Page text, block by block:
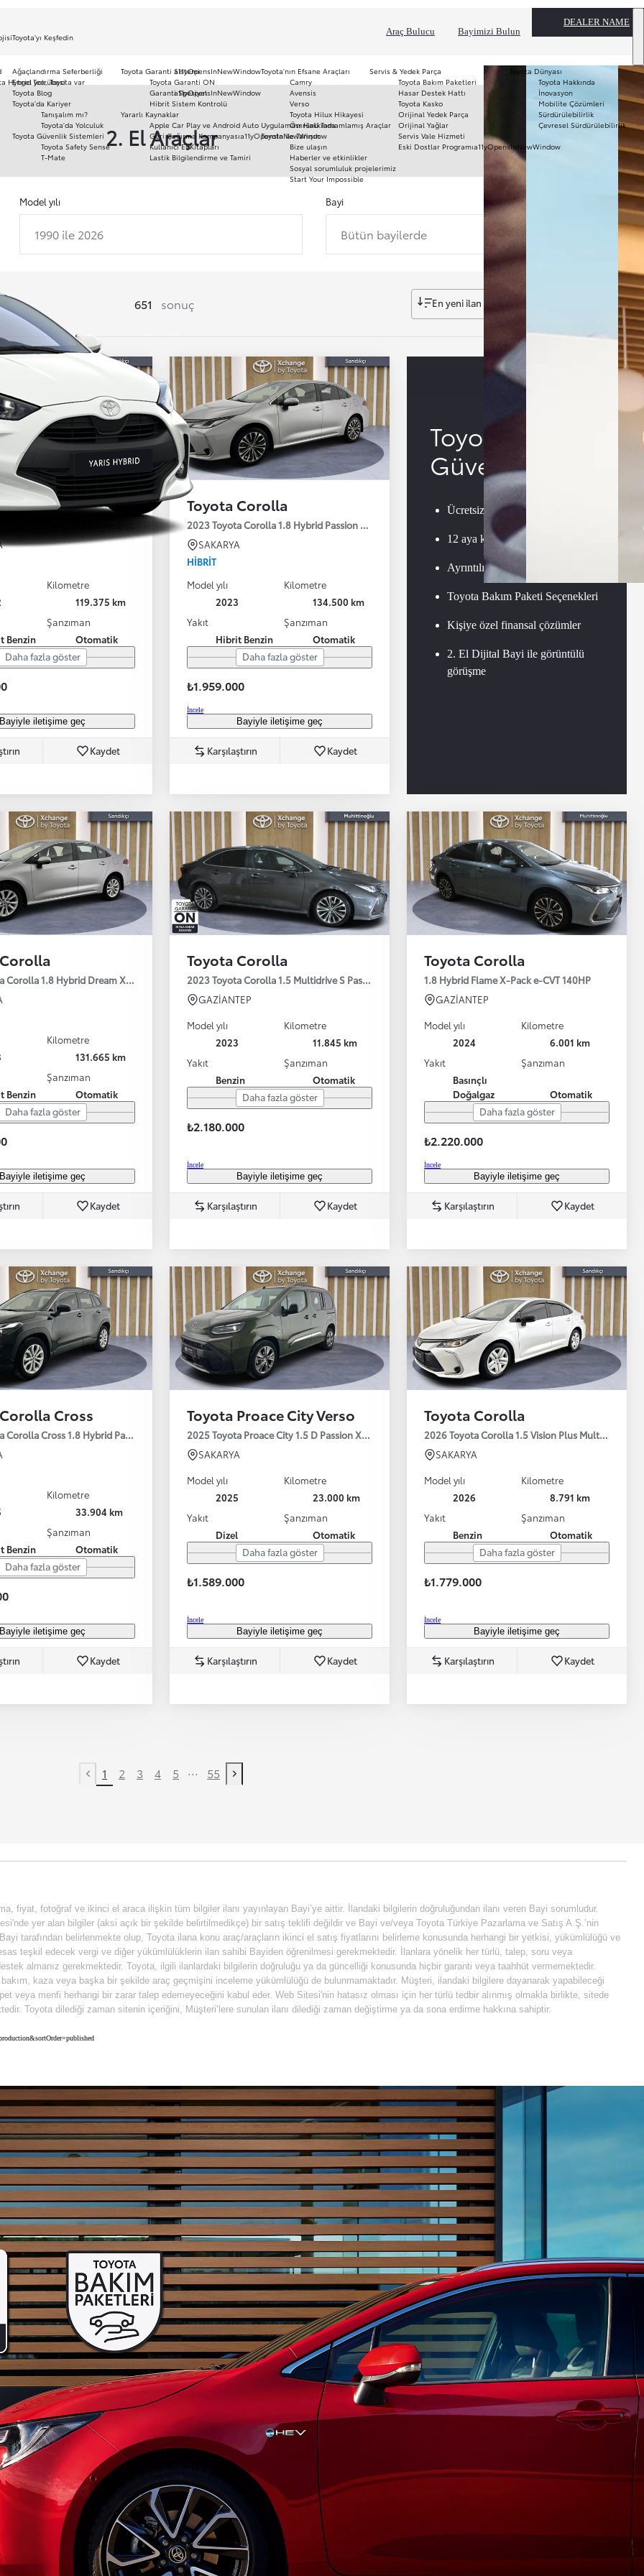
Araç Bulucu Bayimizi Bulun
DEALER NAME
Bayinizle görüntülü görüşün
Toyota kirala: Rent a Toyota
Toyota Garanti Sistemi
Toyota Garanti ON
Garanti Spesiyal
Hibrit Sistem Kontrolü
Yararlı Kaynaklar
Apple Car Play ve Android Auto Uygulaması Hakkında
Geri Çağırma Kampanyasıa11yOpensInNewWindow
Kullanıcı El Kitapları
Lastik Bilgilendirme ve Tamiri
Servis & Yedek Parça
Toyota Bakım Paketleri
Hasar Destek Hattı
Toyota Kasko
Orijinal Yedek Parça
Orijinal Yağlar
Servis Vale Hizmeti
Eski Dostlar Programıa11yOpensInNewWindow
Hybrid Tecrübesi
Toyota'yı Keşfedin
Ağaçlandırma Seferberliği
a11yOpensInNewWindow
Engel yok, Toyota var
Toyota Blog
a11yOpensInNewWindow
Toyota'da Kariyer
Tanışalım mı?
Toyota'da Yolculuk
Toyota Güvenlik Sistemleri
Toyota Safety Sense
T-Mate
Toyota'nın Efsane Araçları
Camry
Avensis
Verso
Toyota Hilux Hikayesi
Ömrünü Tamamlamış Araçlar
Toyota ile Tanışın
Bize ulaşın
Haberler ve etkinlikler
Sosyal sorumluluk projelerimiz
Start Your Impossible
Toyota Dünyası
Toyota Hakkında
İnovasyon
Mobilite Çözümleri
Sürdürülebilirlik
Çevresel Sürdürülebilirlik
2. El Araçlar
Model yılı
1990 ile 2026
Bayi
Bütün bayilerde
651 sonuç En yeni ilan
Corolla 1.8 Hybrid Flame E-CVT 122HP
Kilometre
119.375 km
Benzin
Şanzıman
Otomatik
Daha fazla göster
Bayiyle iletişime geç
Kaydet
Toyota Corolla
2023 Toyota Corolla 1.8 Hybrid Passion X-Pack E-CVT 140HP
SAKARYA
HIBRIT
Model yılı
2023
Kilometre
134.500 km
Yakıt
Hibrit Benzin
Şanzıman
Otomatik
Daha fazla göster
₺1.959.000
İncele
Bayiyle iletişime geç
Karşılaştırın Kaydet
Toyota
Güvencesi
Ücretsiz Toyota Garanti ON
12 aya kadar garanti
Ayrıntılı teknik kontrol
Toyota Bakım Paketi Seçenekleri
Kişiye özel finansal çözümler
2. El Dijital Bayi ile görüntülü
görüşme
Corolla 1.8 Hybrid Dream X-Pack e-CVT 140HP
Kilometre
131.665 km
Benzin
Şanzıman
Otomatik
Daha fazla göster
Bayiyle iletişime geç
Kaydet
Toyota Corolla
2023 Toyota Corolla 1.5 Multidrive S Passion X-Pack 125HP
GAZİANTEP
Model yılı
2023
Kilometre
11.845 km
Yakıt
Benzin
Şanzıman
Otomatik
Daha fazla göster
₺2.180.000
İncele
Bayiyle iletişime geç
Karşılaştırın Kaydet
Toyota Corolla
1.8 Hybrid Flame X-Pack e-CVT 140HP
GAZİANTEP
Model yılı
2024
Kilometre
6.001 km
Yakıt
Basınçlı
Doğalgaz
Şanzıman
Otomatik
Daha fazla göster
₺2.220.000
İncele
Bayiyle iletişime geç
Karşılaştırın Kaydet
Cross
Corolla Cross 1.8 Hybrid Passion e-CVT 140HP
Kilometre
33.904 km
Benzin
Şanzıman
Otomatik
Daha fazla göster
Bayiyle iletişime geç
Kaydet
Toyota Proace City Verso
2025 Toyota Proace City 1.5 D Passion X-Pack 130HP
SAKARYA
Model yılı
2025
Kilometre
23.000 km
Yakıt
Dizel
Şanzıman
Otomatik
Daha fazla göster
₺1.589.000
İncele
Bayiyle iletişime geç
Karşılaştırın Kaydet
Toyota Corolla
2026 Toyota Corolla 1.5 Vision Plus Multidrive S
SAKARYA
Model yılı
2026
Kilometre
8.791 km
Yakıt
Benzin
Şanzıman
Otomatik
Daha fazla göster
₺1.779.000
İncele
Bayiyle iletişime geç
Karşılaştırın Kaydet
Previous page
1 2 3 4 5 ... 55
Next page
fiyat, fotoğraf ve ikinci el araca ilişkin tüm bilgiler ilanı yayınlayan Bayi’ye aittir. İlandaki bilgilerin doğruluğundan ilanı veren Bayi sorumludur.
yer alan bilgiler (aksi açık bir şekilde belirtilmedikçe) bir satış teklifi değildir ve Bayi ve/veya Toyota Türkiye Pazarlama ve Satış A.Ş.’nin
tarafından belirlenmekte olup, Toyota ilana konu araç/araçların ikinci el satış fiyatlarını belirleme konusunda herhangi bir yetkisi, yükümlülüğü ve
teşkil edecek vergi ve diğer yükümlülüklerin ilan sahibi Bayiden öğrenilmesi gerekmektedir. İlanlara yönelik her türlü, talep, soru veya
almanız gerekmektedir. Toyota, ilgili ilanlardaki bilgilerin doğruluğu ya da güncelliği konusunda hiçbir garanti veya taahhüt vermemektedir.
kaza veya başka bir şekilde araç geçmişini inceleme yükümlülüğü de bulunmamaktadır. Müşteri, ilandaki bilgilere dayanarak yapabileceği
veya menfi herhangi bir zarar talep edemeyeceğini kabul eder. Web Sitesi'nin hatasız olması için her türlü tedbir alınmış olmakla birlikte, sitede
Toyota dilediği zaman sitenin içeriğini, Müşteri’lere sunulan ilanı dilediği zaman değiştirme ya da sona erdirme hakkına sahiptir.